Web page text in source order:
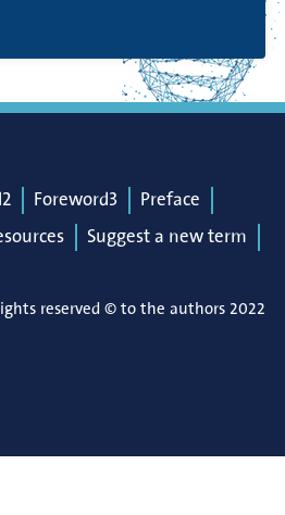
Foreword3
Preface
Suggest a new term
reserved © to the authors 2022